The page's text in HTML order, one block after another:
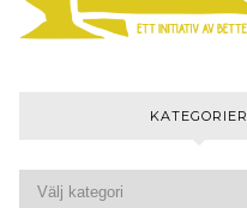
KATEGORIER